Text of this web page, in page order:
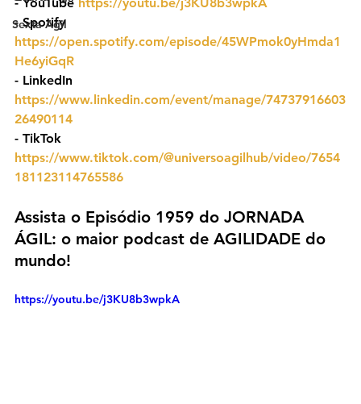
Sexta Agil
- ⁠Spotify
https://open.spotify.com/episode/45WPmok0yHmda1
He6yiGqR
- ⁠LinkedIn
https://www.linkedin.com/event/manage/74737916603
26490114
- TikTok
https://www.tiktok.com/@universoagilhub/video/7654
181123114765586
Assista o Episódio 1959 do JORNADA
ÁGIL: o maior podcast de AGILIDADE do
mundo!
https://youtu.be/j3KU8b3wpkA